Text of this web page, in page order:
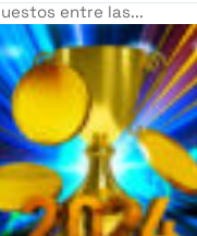
entre las...